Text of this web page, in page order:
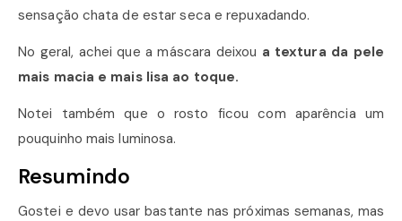
sensação chata de estar seca e repuxadando.
No geral, achei que a máscara deixou a textura da pele
mais macia e mais lisa ao toque.
Notei também que o rosto ficou com aparência um
pouquinho mais luminosa.
Resumindo
Gostei e devo usar bastante nas próximas semanas, mas